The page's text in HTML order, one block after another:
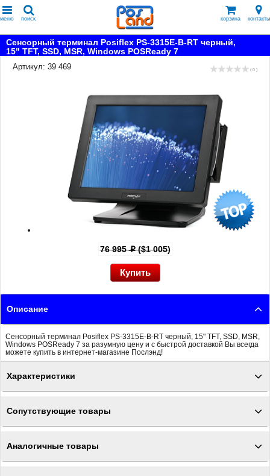
меню поиск корзина контакты
Сенсорный терминал Posiflex PS-3315E-B-RT черный,
15" TFT, SSD, MSR, Windows POSReady 7
Артикул: 39 469
( 0 )
76 995p($1 005)
Описание
Сенсорный терминал Posiflex PS-3315E-B-RT черный, 15" TFT, SSD, MSR,
Windows POSReady 7 за разумную цену и с быстрой доставкой Вы всегда
можете купить в интернет-магазине Послэнд!
Характеристики
Сопутствующие товары
Аналогичные товары